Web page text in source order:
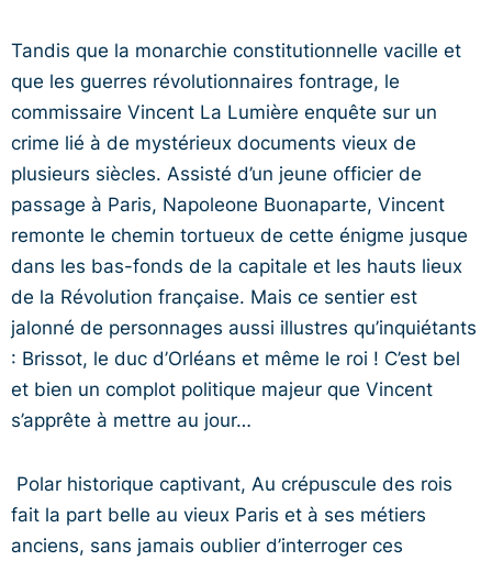
Tandis que la monarchie constitutionnelle vacille et
que les guerres révolutionnaires fontrage, le
commissaire Vincent La Lumière enquête sur un
crime lié à de mystérieux documents vieux de
plusieurs siècles. Assisté d’un jeune officier de
passage à Paris, Napoleone Buonaparte, Vincent
remonte le chemin tortueux de cette énigme jusque
dans les bas-fonds de la capitale et les hauts lieux
de la Révolution française. Mais ce sentier est
jalonné de personnages aussi illustres qu’inquiétants
: Brissot, le duc d’Orléans et même le roi ! C’est bel
et bien un complot politique majeur que Vincent
s’apprête à mettre au jour…
Polar historique captivant, Au crépuscule des rois
fait la part belle au vieux Paris et à ses métiers
anciens, sans jamais oublier d’interroger ces